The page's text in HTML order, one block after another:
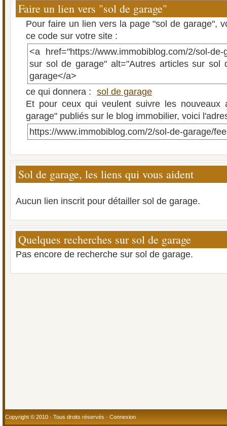
Faire un lien vers "sol de garage"
Pour faire un lien vers la page "sol de garage",
ce code sur votre site :
<a href="https://www.immobiblog.com/2/sol-
sur sol de garage" alt="Autres articles sur sol
garage</a>
ce qui donnera : sol de garage
Et pour ceux qui veulent suivre les nouveaux
garage" publiés sur le blog immobilier, voici
https://www.immobiblog.com/2/sol-de-garage/
Sol de garage, les liens qui vous aident
Aucun lien inscrit pour détailler sol de garage.
Quelques recherches sur sol de garage
Pas encore de recherche sur sol de garage.
Copyright © 2010 · Tous droits réservés · Connexion